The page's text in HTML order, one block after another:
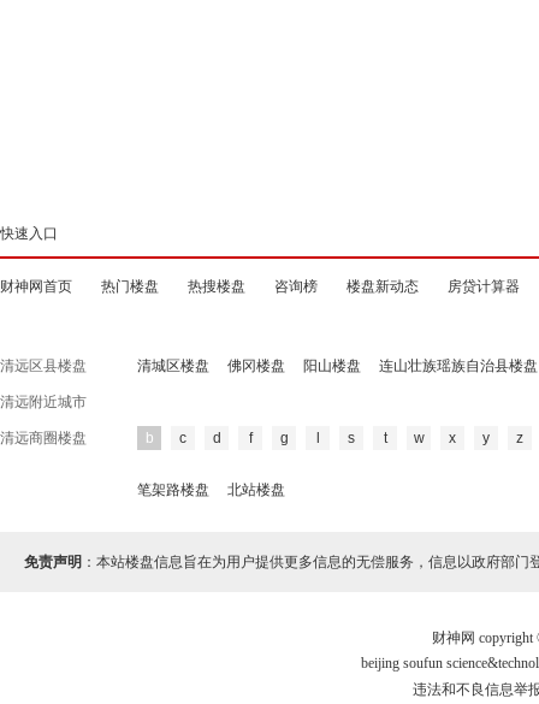
快速入口
财神网首页 热门楼盘 热搜楼盘 咨询榜 楼盘新动态 房贷计算器
清远区县楼盘 清城区楼盘 佛冈楼盘 阳山楼盘 连山壮族瑶族自治县楼盘
清远附近城市
清远商圈楼盘 b c d f g s t w x y z
笔架路楼盘 北站楼盘
免责声明 ：本站楼盘信息旨在为用户提供更多信息的无偿服务，信息以政府部门
财神网
beijing soufun
违法和不良信息举